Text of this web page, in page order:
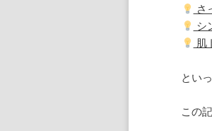
さ
シ
肌
とい
この